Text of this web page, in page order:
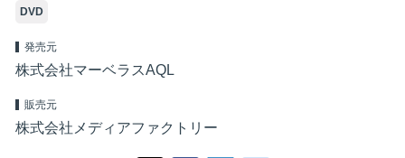
DVD
発売元
株式会社マーベラスAQL
販売元
株式会社メディアファクトリー